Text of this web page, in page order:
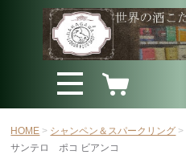
HOME シャンペン＆スパークリング
サンテロ ポコ ビアンコ